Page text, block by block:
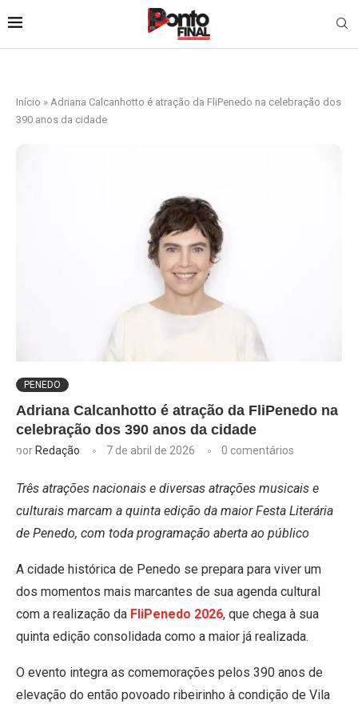
Início » Adriana Calcanhotto é atração da FliPenedo na celebração dos
390 anos da cidade
PENEDO
Adriana Calcanhotto é atração da FliPenedo na
celebração dos 390 anos da cidade
por Redação 7 de abril de 2026 0 comentários
Três atrações nacionais e diversas atrações musicais e
culturais marcam a quinta edição da maior Festa Literária
de Penedo, com toda programação aberta ao público
A cidade histórica de Penedo se prepara para viver um
dos momentos mais marcantes de sua agenda cultural
com a realização da FliPenedo 2026, que chega à sua
quinta edição consolidada como a maior já realizada.
O evento integra as comemorações pelos 390 anos de
elevação do então povoado ribeirinho à condição de Vila